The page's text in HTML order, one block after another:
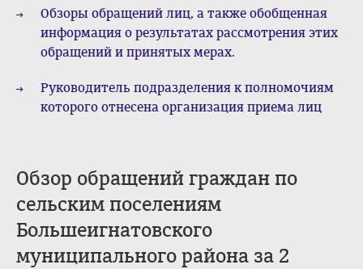
Обзоры обращений лиц, а также обобщенная
информация о результатах рассмотрения этих
обращений и принятых мерах.
Руководитель подразделения к полномочиям
которого отнесена организация приема лиц
Обзор обращений граждан по
сельским поселениям
Большеигнатовского
муниципального района за 2